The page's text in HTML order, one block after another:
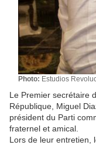
Photo: Estudios
Le Premier secrétaire
République, Miguel
président du Parti
fraternel et amical.
Lors de leur entretien,